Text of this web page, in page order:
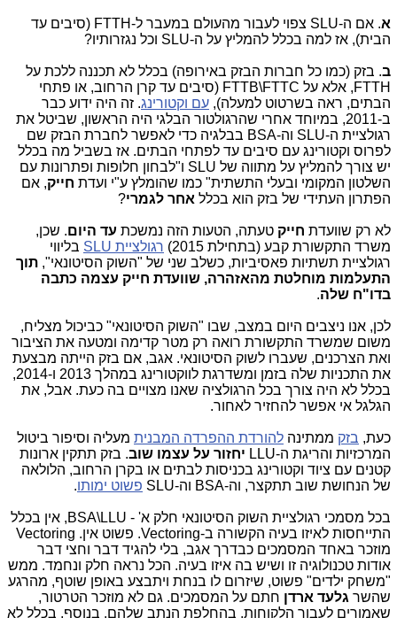
א
. אם ה-SLU צפוי לעבור מהעולם במעבר ל-FTTH (סיבים עד
הבית), אז למה בכלל להמליץ על ה-SLU וכל נגזרותיו?
ב. בזק (כמו כל חברות הבזק באירופה) בכלל לא תכננה ללכת על
FTTH, אלא על FTTB\FTTC (סיבים עד קרן הרחוב, או פתחי
הבתים, ראה בשרטוט למעלה), עם וקטורינג. זה היה ידוע כבר
ב-2011, במיוחד אחרי שהרגולטור הבלגי היה הראשון, שביטל את
רגולציית ה-SLU וה-BSA בבלגיה כדי לאפשר לחברת הבזק שם
לפרוס וקטורינג עם סיבים עד לפתחי הבתים. אז בשביל מה בכלל
יש צורך להמליץ על מתווה של SLU ו"לבחון חלופות ופתרונות עם
השלטון המקומי ובעלי התשתית" כמו שהומלץ ע"י ועדת חייק, אם
הפתרון העתידי של בזק הוא בכלל אחר לגמרי?
לא רק שוועדת חייק טעתה, הטעות הזה נמשכת עד היום. שכן,
משרד התקשורת קבע (בתחילת 2015)
רגולציית SLU
בליווי
רגולציית תשתיות פאסיביות, כשלב שני של "השוק הסיטונאי", תוך
התעלמות מוחלטת מהאזהרה, שוועדת חייק עצמה כתבה
בדו"ח שלה.
לכן, אנו ניצבים היום במצב, שבו "השוק הסיטונאי" כביכול מצליח,
משום שמשרד התקשורת רואה רק מטר קדימה ומטעה את הציבור
ואת הצרכנים, שעברו לשוק הסיטונאי. אגב, אם בזק הייתה מבצעת
את התכניות שלה בזמן ומשדרגת לווקטורינג במהלך 2013 ו-2014,
בכלל לא היה צורך בכל הרגולציה שאנו מצויים בה כעת. אבל, את
הגלגל אי אפשר להחזיר לאחור.
כעת, בזק ממתינה להורדת ההפרדה המבנית מעליה וסיפור ביטול
המרכזיות והריגת ה-LLU
יחזור על עצמו שוב. בזק תתקין ארונות
קטנים עם ציוד וקטורינג בכניסות לבתים או בקרן הרחוב, הלולאה
של הנחושת שוב תתקצר, וה-BSA וה-SLU
פשוט ימותו.
בכל מסמכי רגולציית השוק הסיטונאי חלק א' - BSA\LLU, אין בכלל
התייחסות לאיזו בעיה הקשורה ב-Vectoring. פשוט אין. Vectoring
מוזכר באחד המסמכים כבדרך אגב, בלי להגיד דבר וחצי דבר
אודות טכנולוגיה זו ושיש בה איזו בעיה. הכל נראה חלק ונחמד. ממש
"משחק ילדים" פשוט, שיזרום לו בנחת ויתבצע באופן שוטף, מהרגע
שהשר גלעד ארדן חתם על המסמכים. גם לא מוזכר הטרטור,
שאמורים לעבור הלקוחות, בהחלפת הנתב שלהם. בנוסף, בכלל לא